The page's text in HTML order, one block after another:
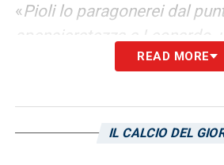
«Pioli lo paragonerei dal
spensieratezza a Leonardo,
che ha proposto un calcio
trequartisti. Il Milan è
ha cominciato a rallentare
READ MORE
IL CALCIO DEL